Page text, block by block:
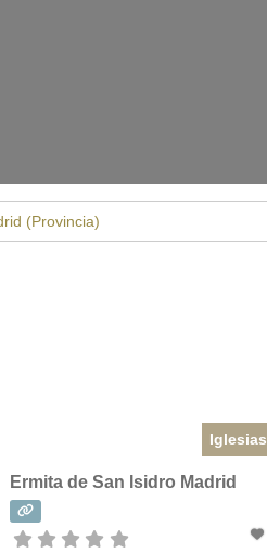
Iglesias
Ermita de San Isidro Madrid